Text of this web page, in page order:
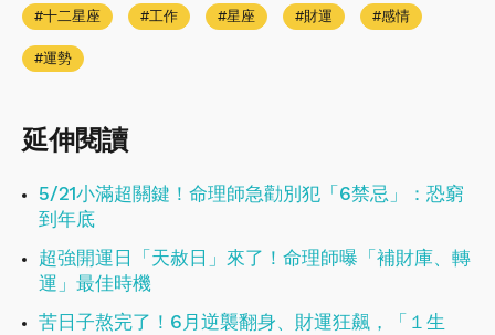
十二星座 工作 星座 財運 感情
運勢
延伸閱讀
5/21小滿超關鍵！命理師急勸別犯「6禁忌」：恐窮
到年底
超強開運日「天赦日」來了！命理師曝「補財庫、轉
運」最佳時機
苦日子熬完了！6月逆襲翻身、財運狂飆，「１生